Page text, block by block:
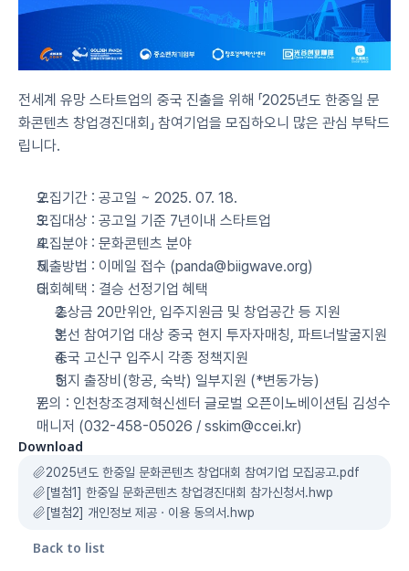
전세계 유망 스타트업의 중국 진출을 위해 「2025년도 한중일 문
화콘텐츠 창업경진대회」 참여기업을 모집하오니 많은 관심 부탁드
립니다.
모집기간 : 공고일 ~ 2025. 07. 18.
모집대상 : 공고일 기준 7년이내 스타트업
모집분야 : 문화콘텐츠 분야
제출방법 : 이메일 접수 (panda@biigwave.org)
대회혜택 : 결승 선정기업 혜택
총상금 20만위안, 입주지원금 및 창업공간 등 지원
본선 참여기업 대상 중국 현지 투자자매칭, 파트너발굴지원
중국 고신구 입주시 각종 정책지원
현지 출장비(항공, 숙박) 일부지원 (*변동가능)
문의 : 인천창조경제혁신센터 글로벌 오픈이노베이션팀 김성수
매니저 (032-458-05026 / sskim@ccei.kr)
Download
2025년도 한중일 문화콘텐츠 창업대회 참여기업 모집공고.pdf
[별첨1] 한중일 문화콘텐츠 창업경진대회 참가신청서.hwp
[별첨2] 개인정보 제공ㆍ이용 동의서.hwp
Back to list